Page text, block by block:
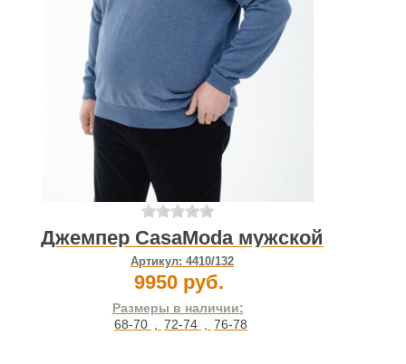
Джемпер CasaModa мужской
Артикул: 4410/132
9950 руб.
Размеры в наличии:
68-70 , 72-74 , 76-78